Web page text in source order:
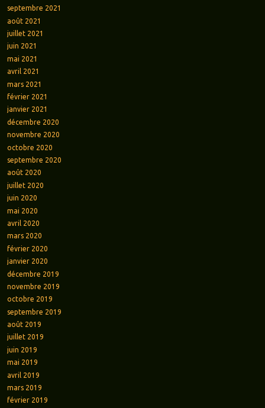
septembre 2021
août 2021
juillet 2021
juin 2021
mai 2021
avril 2021
mars 2021
février 2021
janvier 2021
décembre 2020
novembre 2020
octobre 2020
septembre 2020
août 2020
juillet 2020
juin 2020
mai 2020
avril 2020
mars 2020
février 2020
janvier 2020
décembre 2019
novembre 2019
octobre 2019
septembre 2019
août 2019
juillet 2019
juin 2019
mai 2019
avril 2019
mars 2019
février 2019